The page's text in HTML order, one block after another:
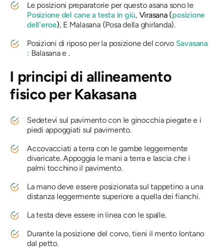
Le posizioni preparatorie per questo asana sono le
Posizione del cane a testa in giù, Virasana(posizione
dell'eroe), E Malasana(Posa della ghirlanda).
Posizioni di riposo per la posizione del corvo Savasana
: Balasanae .
I principi di allineamento
fisico per Kakasana
Sedetevi sul pavimento con le ginocchia piegate e i
piedi appoggiati sul pavimento.
Accovacciati a terra con le gambe leggermente
divaricate. Appoggia le mani a terra e lascia che i
palmi tocchino il pavimento.
La mano deve essere posizionata sul tappetino a una
distanza leggermente superiore a quella dei fianchi.
La testa deve essere in linea con le spalle.
Durante la posizione del corvo, tieni il mento lontano
dal petto.